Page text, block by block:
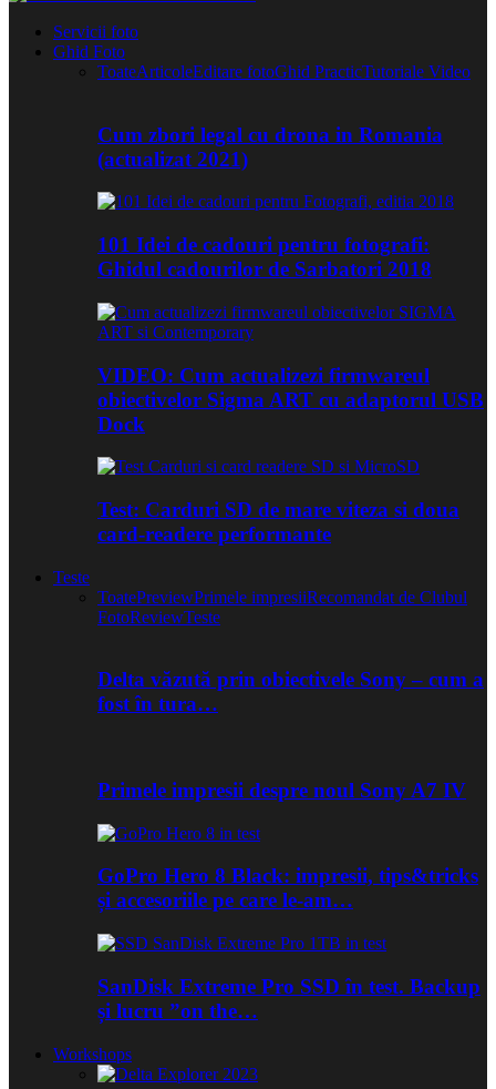
Servicii foto
Ghid Foto
ToateArticoleEditare fotoGhid PracticTutoriale Video
Cum zbori legal cu drona in Romania
(actualizat 2021)
101 Idei de cadouri pentru fotografi:
Ghidul cadourilor de Sarbatori 2018
VIDEO: Cum actualizezi firmwareul
obiectivelor Sigma ART cu adaptorul USB
Dock
Test: Carduri SD de mare viteza si doua
card-readere performante
Teste
ToatePreviewPrimele impresiiRecomandat de Clubul
FotoReviewTeste
Delta văzută prin obiectivele Sony – cum a
fost în tura…
Primele impresii despre noul Sony A7 IV
GoPro Hero 8 Black: impresii, tips&tricks
și accesoriile pe care le-am…
SanDisk Extreme Pro SSD în test. Backup
și lucru ”on the…
Workshops